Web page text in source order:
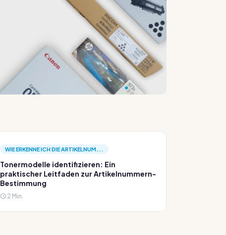
WIE ERKENNE ICH DIE ARTIKELNUM...
Tonermodelle identifizieren: Ein
praktischer Leitfaden zur Artikelnummern-
Bestimmung
2 Min.